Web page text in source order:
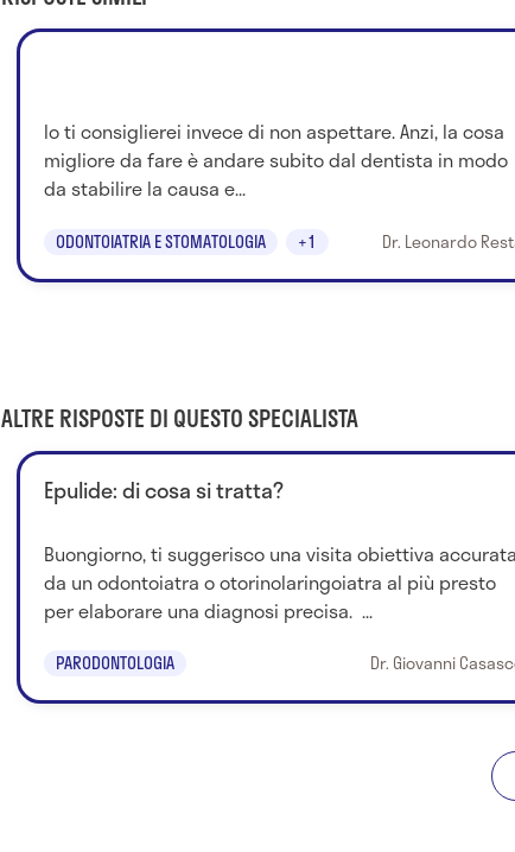
Io ti consiglierei invece di non aspettare. Anzi, la cosa
migliore da fare è andare subito dal dentista in modo
da stabilire la causa e...
ODONTOIATRIA E STOMATOLOGIA +1 Dr. Leonardo
ALTRE RISPOSTE DI QUESTO SPECIALISTA
Epulide: di cosa si tratta?
Buongiorno, ti suggerisco una visita obiettiva accurata
da un odontoiatra o otorinolaringoiatra al più presto
per elaborare una diagnosi precisa. ...
PARODONTOLOGIA Dr. Giovanni